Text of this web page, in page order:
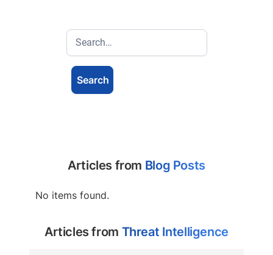
Articles from Blog Posts
No items found.
Articles from Threat Intelligence